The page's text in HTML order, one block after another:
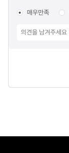
매우만족